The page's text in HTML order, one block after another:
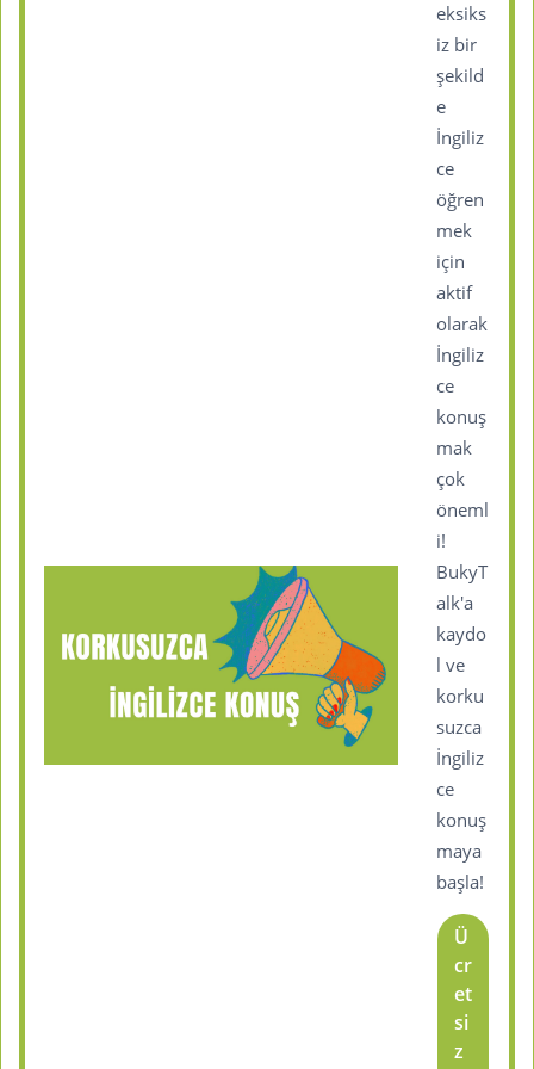
eksiks
iz bir
şekild
e
İngiliz
ce
öğren
mek
için
aktif
olarak
İngiliz
ce
konuş
mak
çok
öneml
i!
BukyT
alk'a
kaydo
l ve
korku
suzca
İngiliz
ce
konuş
maya
başla!
Ü
cr
et
si
z